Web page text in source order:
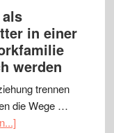
in einer
werden
trennen
die Wege …